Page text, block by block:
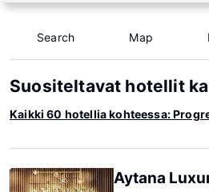
Search Map
Suositeltavat hotellit
Kaikki 60 hotellia kohteessa:
Aytana